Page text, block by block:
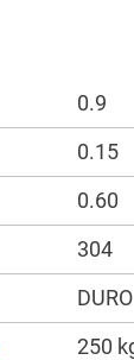
0.9
0.15
0.60
304
DURO
250